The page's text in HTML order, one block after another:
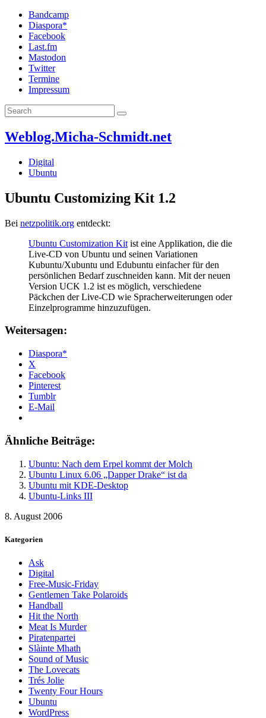
Bandcamp
Diaspora*
Facebook
Last.fm
Mastodon
Twitter
Termine
Impressum
Weblog.Micha-Schmidt.net
Digital
Ubuntu
Ubuntu Customizing Kit 1.2
Bei netzpolitik.org entdeckt:
Ubuntu Customization Kit ist eine Applikation, die die
Live-CD von Ubuntu und seinen Variationen
Kubuntu/Xubuntu und Edubuntu einfacher für den
persönlichen Bedarf zuschneiden kann. Mit der neuen
Version UCK 1.2 ist es möglich, verschiedene
Päckchen der Live-CD wie Spracherweiterungen oder
Einzelprogramme hinzuzufügen.
Weitersagen:
Diaspora*
X
Facebook
Pinterest
Tumblr
E-Mail
Ähnliche Beiträge:
Ubuntu: Nach dem Erpel kommt der Molch
Ubuntu Linux 6.06 „Dapper Drake“ ist da
Ubuntu mit KDE-Desktop
Ubuntu-Links III
8. August 2006
Kategorien
Ask
Digital
Free-Music-Friday
Gentlemen Take Polaroids
Handball
Hit the North
Meat Is Murder
Piratenpartei
Slàinte Mhath
Sound of Music
The Lovecats
Trés Jolie
Twenty Four Hours
Ubuntu
WordPress